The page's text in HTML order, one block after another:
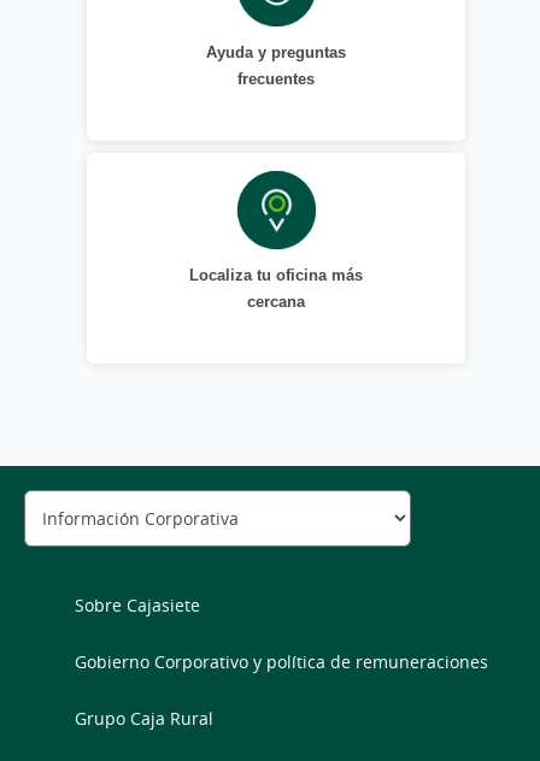
Ayuda y preguntas
frecuentes
Localiza tu oficina más
cercana
Sobre Cajasiete
Gobierno Corporativo y política de remuneraciones
Grupo Caja Rural